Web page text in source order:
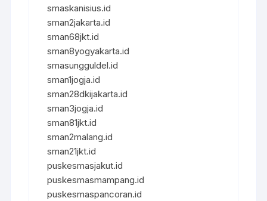
smaskanisius.id
sman2jakarta.id
sman68jkt.id
sman8yogyakarta.id
smasungguldel.id
sman1jogja.id
sman28dkijakarta.id
sman3jogja.id
sman81jkt.id
sman2malang.id
sman21jkt.id
puskesmasjakut.id
puskesmasmampang.id
puskesmaspancoran.id